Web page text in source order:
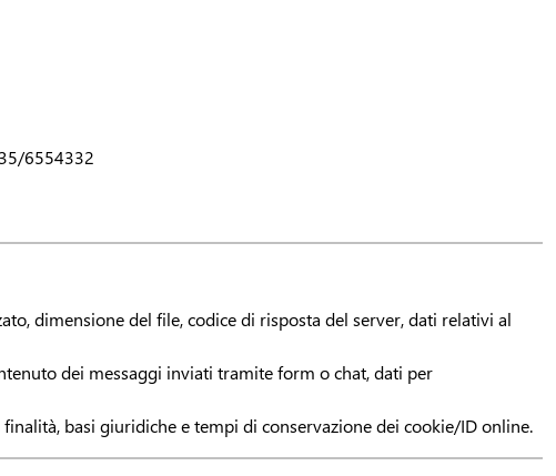
6554332
dimensione del file, codice di risposta del server, dati relativi al
dei messaggi inviati tramite form o chat, dati per
basi giuridiche e tempi di conservazione dei cookie/ID online.